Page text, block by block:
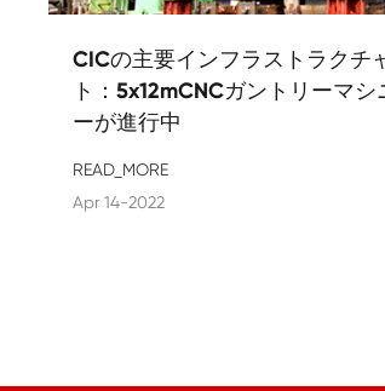
CICの主要インフラストラクチ
ト：5x12mCNCガントリーマシ
ーが進行中
READ_MORE
Apr 14-2022